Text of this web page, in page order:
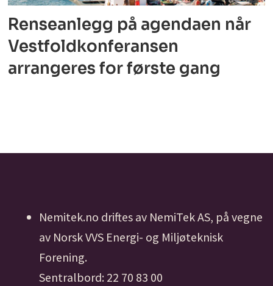
Renseanlegg på agendaen når
Vestfoldkonferansen
arrangeres for første gang
Nemitek.no driftes av NemiTek AS, på vegne
av Norsk VVS Energi- og Miljøteknisk
Forening.
Sentralbord: 22 70 83 00